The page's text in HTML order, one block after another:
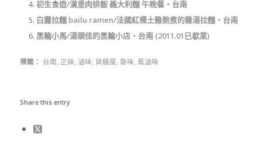
初生食造/漢堡肉排飯 義大利麵 午晚餐‧台南
白露拉麵 bailu ramen/法國紅標土雞熬煮的雞湯拉麵‧台南
黑輪小馬/湯頭佳的黑輪小店‧台南 (2011.01已歇業)
標籤： 台南 正妹 滷味 貨櫃屋 魯味 鳳滷味
Share this entry